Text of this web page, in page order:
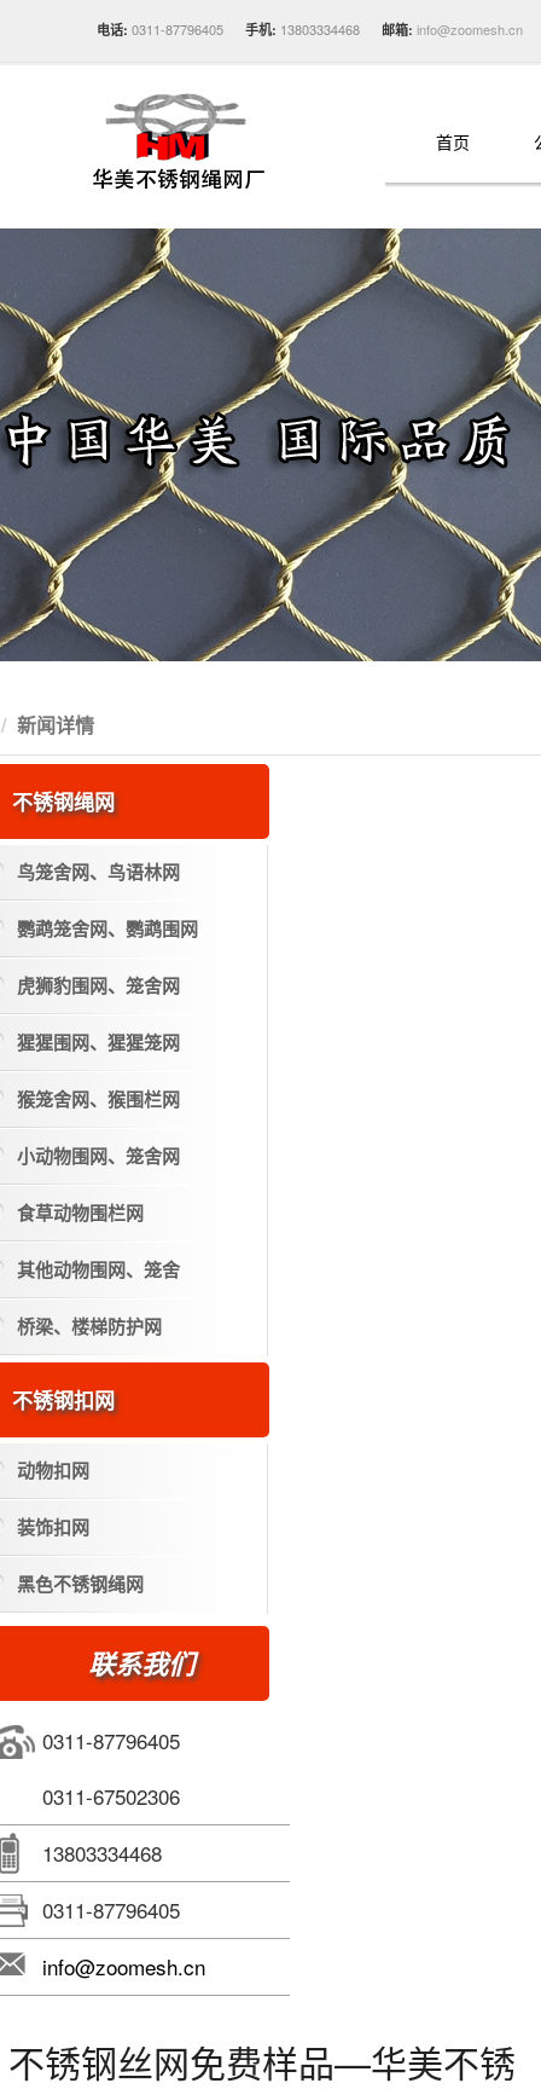
电话: 0311-87796405 手机: 13803334468 邮箱: info@zoomesh.cn
首页
新闻详情
不锈钢绳网
鸟笼舍网、鸟语林网
鹦鹉笼舍网、鹦鹉围网
虎狮豹围网、笼舍网
猩猩围网、猩猩笼网
猴笼舍网、猴围栏网
小动物围网、笼舍网
食草动物围栏网
其他动物围网、笼舍
桥梁、楼梯防护网
不锈钢扣网
动物扣网
装饰扣网
黑色不锈钢绳网
联系我们
0311-87796405
0311-67502306
13803334468
0311-87796405
info@zoomesh.cn
不锈钢丝网免费样品—华美不锈